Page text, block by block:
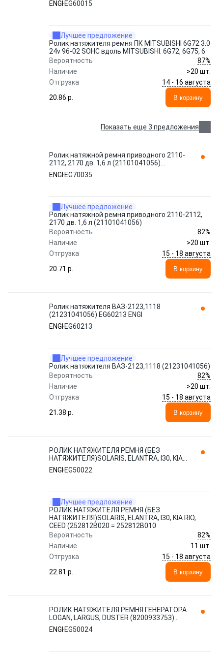
ENGI EG60015
Лучшее предложение
Ролик натяжителя ремня ПК MITSUBISHI 6G72 3.0
24v 96-02 SOHC вдоль MITSUBISHI: 6G72, 6G75, 6
Вероятность
87%
Наличие
>20 шт.
Отгрузка
14 - 16 августа
20.86 p.
В корзину
Показать еще 3 предложения
Ролик натяжной ремня приводного 2110-
2112, 2170 дв. 1,6 л (21101041056)
EG70035 ENGI
ENGI EG70035
Лучшее предложение
Ролик натяжной ремня приводного 2110-2112,
2170 дв. 1,6 л (21101041056)
Вероятность
82%
Наличие
>20 шт.
Отгрузка
15 - 18 августа
20.71 p.
В корзину
Ролик натяжителя ВАЗ-2123,1118
(21231041056) EG60213 ENGI
ENGI EG60213
Лучшее предложение
Ролик натяжителя ВАЗ-2123,1118 (21231041056)
Вероятность
82%
Наличие
>20 шт.
Отгрузка
15 - 18 августа
21.38 p.
В корзину
РОЛИК НАТЯЖИТЕЛЯ РЕМНЯ (БЕЗ
НАТЯЖИТЕЛЯ)SOLARIS, ELANTRA, I30, KIA
RIO, CEED (252812B020 = 252812B010
EG50022 ENGI
ENGI EG50022
Лучшее предложение
РОЛИК НАТЯЖИТЕЛЯ РЕМНЯ (БЕЗ
НАТЯЖИТЕЛЯ)SOLARIS, ELANTRA, I30, KIA RIO,
CEED (252812B020 = 252812B010
Вероятность
82%
Наличие
11 шт.
Отгрузка
15 - 18 августа
22.81 p.
В корзину
РОЛИК НАТЯЖИТЕЛЯ РЕМНЯ ГЕНЕРАТОРА
LOGAN, LARGUS, DUSTER (8200933753)
EG50024 ENGI
ENGI EG50024